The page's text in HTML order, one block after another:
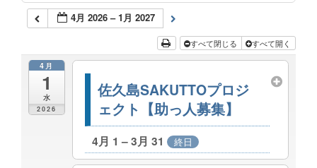
4月 2026 – 1月 2027
すべて閉じる すべて開く
4月
1
水
2026
佐久島SAKUTTOプロジ
ェクト【助っ人募集】
4月 1 – 3月 31 終日